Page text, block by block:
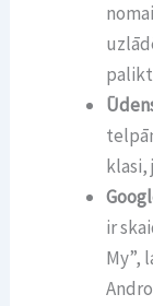
klasi,
ir
My”,